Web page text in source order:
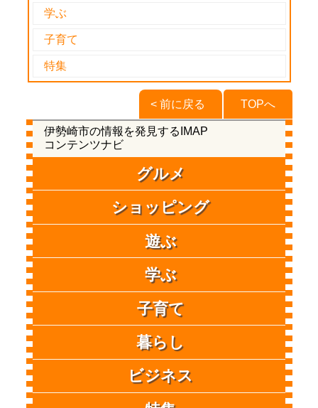
学ぶ
子育て
特集
TOPへ
< 前に戻る
伊勢崎市の情報を発見するIMAP
コンテンツナビ
グルメ
ショッピング
遊ぶ
学ぶ
子育て
暮らし
ビジネス